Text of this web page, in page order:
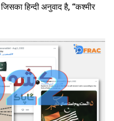
हिन्दी अनुवाद है, “कश्मीर